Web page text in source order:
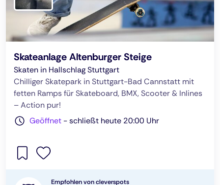
Skateanlage Altenburger Steige
Skaten in Hallschlag Stuttgart
Chilliger Skatepark in Stuttgart-Bad Cannstatt mit
fetten Ramps für Skateboard, BMX, Scooter & Inlines
– Action pur!
Geöffnet -schließt heute 20:00 Uhr
Empfohlen von cleverspots